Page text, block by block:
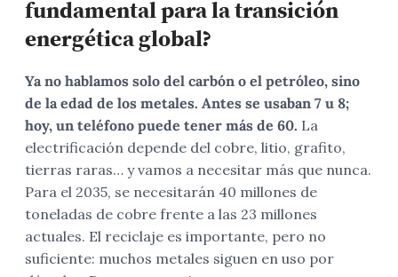
fundamental para la transición
energética global?
Ya no hablamos solo del carbón o el petróleo, sino
de la edad de los metales. Antes se usaban 7 u 8;
hoy, un teléfono puede tener más de 60. La
electrificación depende del cobre, litio, grafito,
tierras raras… y vamos a necesitar más que nunca.
Para el 2035, se necesitarán 40 millones de
toneladas de cobre frente a las 23 millones
actuales. El reciclaje es importante, pero no
suficiente: muchos metales siguen en uso por